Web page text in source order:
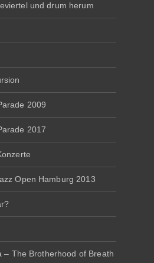
und drum herum
2009
2017
Open Hamburg 2013
– The Brotherhood of Breath